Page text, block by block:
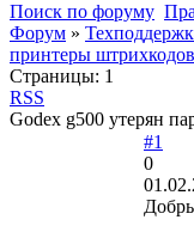
Поиск по форуму
Форум »
принтеры штрихкодов
Страницы: 1
RSS
Godex g500 утерян
#1
0